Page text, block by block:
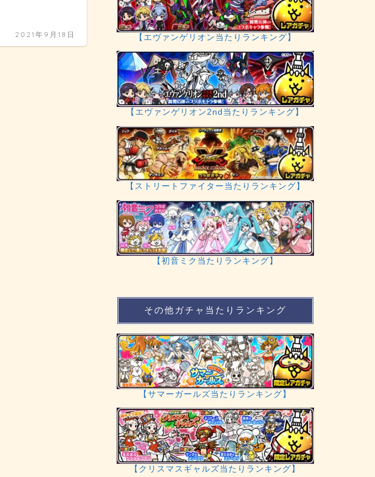
2021年9月18日 【エヴァンゲリオン当たりランキング】
【エヴァンゲリオン2nd当たりランキング】
【ストリートファイター当たりランキング】
【初音ミク当たりランキング】
その他ガチャ当たりランキング
【サマーガールズ当たりランキング】
【クリスマスギャルズ当たりランキング】